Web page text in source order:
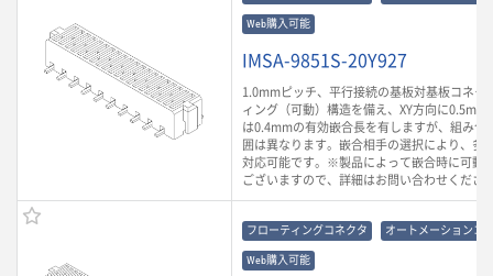
Web購入可能
IMSA-9851S-20Y927
1.0mmピッチ、平行接続の基板対基板コネク
ィング（可動）構造を備え、XY方向に
は0.4mmの有効嵌合長を有しますが、組み合
囲は異なります。嵌合相手の選択により、多
対応可能です。※製品によって嵌合時に可動
ございますので、詳細はお問い合わせくださ
フローティングコネクタ オートメーションコ
Web購入可能